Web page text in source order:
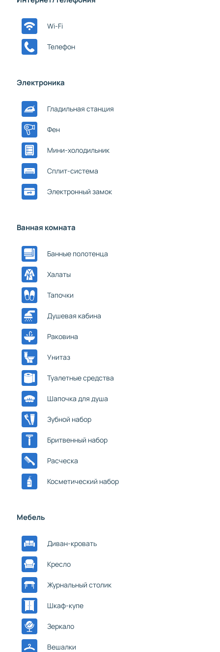
Wi-Fi
Телефон
Электроника
Гладильная станция
Фен
Мини-холодильник
Сплит-система
Электронный замок
Ванная комната
Банные полотенца
Халаты
Тапочки
Душевая кабина
Раковина
Унитаз
Туалетные средства
Шапочка для душа
Зубной набор
Бритвенный набор
Расческа
Косметический набор
Мебель
Диван-кровать
Кресло
Журнальный столик
Шкаф-купе
Зеркало
Вешалки